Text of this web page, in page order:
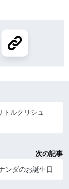
ルクリシュ
次の記事
ンダのお誕生日